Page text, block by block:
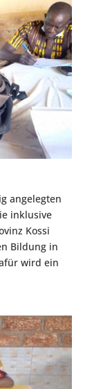
angelegten
inklusive
Kossi
Bildung in
wird ein